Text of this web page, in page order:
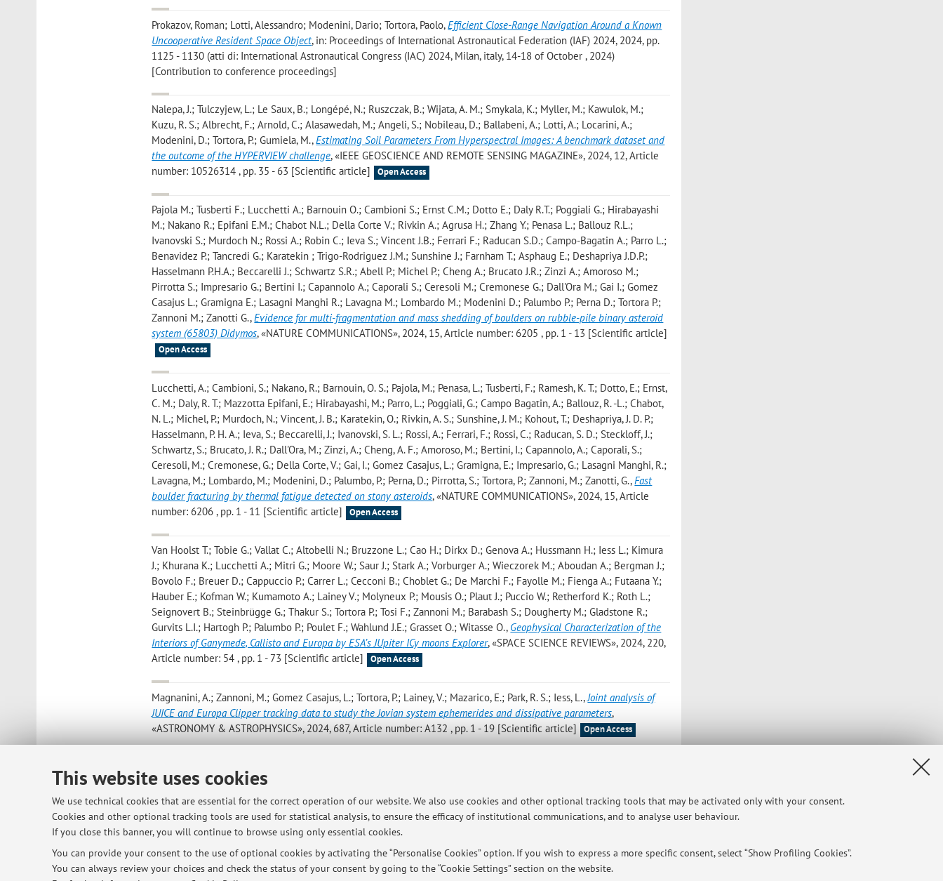
This website uses cookies
We use technical cookies that are essential for the correct operation of our website. We also use cookies and other optional tracking tools that may be activated only with your consent.
Cookies and other optional tracking tools are used for statistical analysis, to ensure the efficacy of institutional communications, and to analyse user behaviour.
If you close this banner, you will continue to browse using only essential cookies.
You can provide your consent to the use of optional cookies by activating the “Personalise Cookies” option. If you wish to express a more specific consent, select “Show Profiling Cookies”.
You can always review your choices and check the status of your consent by going to the “Cookie Settings” section on the website.
Prokazov, Roman; Lotti, Alessandro; Modenini, Dario; Tortora, Paolo,Efficient Close-Range Navigation Around a Known
Uncooperative Resident Space Object, in: Proceedings of International Astronautical Federation (IAF) 2024, 2024, pp.
1125 - 1130 (atti di: International Astronautical Congress (IAC) 2024, Milan, italy, 14-18 of October , 2024)
[Contribution to conference proceedings]
Nalepa, J.; Tulczyjew, L.; Le Saux, B.; Longépé, N.; Ruszczak, B.; Wijata, A. M.; Smykala, K.; Myller, M.; Kawulok, M.;
Kuzu, R. S.; Albrecht, F.; Arnold, C.; Alasawedah, M.; Angeli, S.; Nobileau, D.; Ballabeni, A.; Lotti, A.; Locarini, A.;
Modenini, D.; Tortora, P.; Gumiela, M.,Estimating Soil Parameters From Hyperspectral Images: A benchmark dataset and
the outcome of the HYPERVIEW challenge, «IEEE GEOSCIENCE AND REMOTE SENSING MAGAZINE», 2024, 12, Article
number: 10526314 , pp. 35 - 63 [Scientific article]
Open Access
Pajola M.; Tusberti F.; Lucchetti A.; Barnouin O.; Cambioni S.; Ernst C.M.; Dotto E.; Daly R.T.; Poggiali G.; Hirabayashi
M.; Nakano R.; Epifani E.M.; Chabot N.L.; Della Corte V.; Rivkin A.; Agrusa H.; Zhang Y.; Penasa L.; Ballouz R.L.;
Ivanovski S.; Murdoch N.; Rossi A.; Robin C.; Ieva S.; Vincent J.B.; Ferrari F.; Raducan S.D.; Campo-Bagatin A.; Parro L.;
Benavidez P.; Tancredi G.; Karatekin ; Trigo-Rodriguez J.M.; Sunshine J.; Farnham T.; Asphaug E.; Deshapriya J.D.P.;
Hasselmann P.H.A.; Beccarelli J.; Schwartz S.R.; Abell P.; Michel P.; Cheng A.; Brucato J.R.; Zinzi A.; Amoroso M.;
Pirrotta S.; Impresario G.; Bertini I.; Capannolo A.; Caporali S.; Ceresoli M.; Cremonese G.; Dall'Ora M.; Gai I.; Gomez
Casajus L.; Gramigna E.; Lasagni Manghi R.; Lavagna M.; Lombardo M.; Modenini D.; Palumbo P.; Perna D.; Tortora P.;
Zannoni M.; Zanotti G.,Evidence for multi-fragmentation and mass shedding of boulders on rubble-pile binary asteroid
system (65803) Didymos, «NATURE COMMUNICATIONS», 2024, 15, Article number: 6205 , pp. 1 - 13 [Scientific article]
Open Access
Lucchetti, A.; Cambioni, S.; Nakano, R.; Barnouin, O. S.; Pajola, M.; Penasa, L.; Tusberti, F.; Ramesh, K. T.; Dotto, E.; Ernst,
C. M.; Daly, R. T.; Mazzotta Epifani, E.; Hirabayashi, M.; Parro, L.; Poggiali, G.; Campo Bagatin, A.; Ballouz, R. -L.; Chabot,
N. L.; Michel, P.; Murdoch, N.; Vincent, J. B.; Karatekin, O.; Rivkin, A. S.; Sunshine, J. M.; Kohout, T.; Deshapriya, J. D. P.;
Hasselmann, P. H. A.; Ieva, S.; Beccarelli, J.; Ivanovski, S. L.; Rossi, A.; Ferrari, F.; Rossi, C.; Raducan, S. D.; Steckloff, J.;
Schwartz, S.; Brucato, J. R.; Dall'Ora, M.; Zinzi, A.; Cheng, A. F.; Amoroso, M.; Bertini, I.; Capannolo, A.; Caporali, S.;
Ceresoli, M.; Cremonese, G.; Della Corte, V.; Gai, I.; Gomez Casajus, L.; Gramigna, E.; Impresario, G.; Lasagni Manghi, R.;
Lavagna, M.; Lombardo, M.; Modenini, D.; Palumbo, P.; Perna, D.; Pirrotta, S.; Tortora, P.; Zannoni, M.; Zanotti, G.,Fast
boulder fracturing by thermal fatigue detected on stony asteroids, «NATURE COMMUNICATIONS», 2024, 15, Article
number: 6206 , pp. 1 - 11 [Scientific article]
Open Access
Van Hoolst T.; Tobie G.; Vallat C.; Altobelli N.; Bruzzone L.; Cao H.; Dirkx D.; Genova A.; Hussmann H.; Iess L.; Kimura
J.; Khurana K.; Lucchetti A.; Mitri G.; Moore W.; Saur J.; Stark A.; Vorburger A.; Wieczorek M.; Aboudan A.; Bergman J.;
Bovolo F.; Breuer D.; Cappuccio P.; Carrer L.; Cecconi B.; Choblet G.; De Marchi F.; Fayolle M.; Fienga A.; Futaana Y.;
Hauber E.; Kofman W.; Kumamoto A.; Lainey V.; Molyneux P.; Mousis O.; Plaut J.; Puccio W.; Retherford K.; Roth L.;
Seignovert B.; Steinbrügge G.; Thakur S.; Tortora P.; Tosi F.; Zannoni M.; Barabash S.; Dougherty M.; Gladstone R.;
Gurvits L.I.; Hartogh P.; Palumbo P.; Poulet F.; Wahlund J.E.; Grasset O.; Witasse O., Geophysical Characterization of the
Interiors of Ganymede, Callisto and Europa by ESA’s JUpiter ICy moons Explorer, «SPACE SCIENCE REVIEWS», 2024, 220,
Article number: 54 , pp. 1 - 73 [Scientific article]
Open Access
Magnanini, A.; Zannoni, M.; Gomez Casajus, L.; Tortora, P.; Lainey, V.; Mazarico, E.; Park, R. S.; Iess, L.,Joint analysis of
JUICE and Europa Clipper tracking data to study the Jovian system ephemerides and dissipative parameters,
«ASTRONOMY & ASTROPHYSICS», 2024, 687, Article number: A132 , pp. 1 - 19 [Scientific article]
Open Access
G.; Provinciali L.; Pirrotta S.; Amoroso M.; Impresario G.; Zinzi A.; Zanotti G.; Ceresoli M.; Lavagna M.; Gai I.; Tortora P.;
Zannoni M.,LICIACube: Mission Outcomes of Historic Asteroid Fly-By Performed by a CubeSat, in: IEEE Aerospace
Conference Proceedings, IEEE Computer Society, 2024, pp. 1 - 20 (atti di: 2024 IEEE Aerospace Conference, AERO
2024, Big Sky (USA), 2024) [Contribution to conference proceedings]